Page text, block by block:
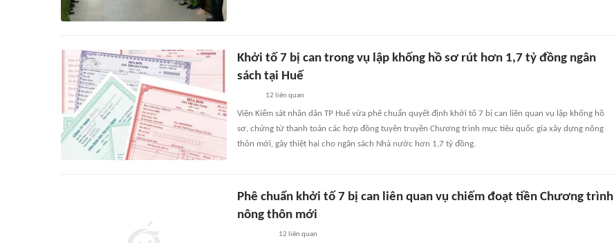
Khởi tố 7 bị can trong vụ lập khống hồ sơ rút hơn 1,7 tỷ đồng ngân
sách tại Huế
12 liên quan
Viện Kiểm sát nhân dân TP Huế vừa phê chuẩn quyết định khởi tố 7 bị can liên quan vụ lập khống hồ
sơ, chứng từ thanh toán các hợp đồng tuyên truyền Chương trình mục tiêu quốc gia xây dựng nông
thôn mới, gây thiệt hại cho ngân sách Nhà nước hơn 1,7 tỷ đồng.
Phê chuẩn khởi tố 7 bị can liên quan vụ chiếm đoạt tiền Chương trình
nông thôn mới
12 liên quan